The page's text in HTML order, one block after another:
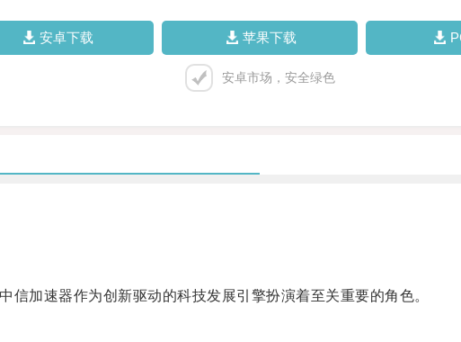
安卓下载 苹果下载
安卓市场，安全绿色
加速器作为创新驱动的科技发展引擎扮演着至关重要的角色。